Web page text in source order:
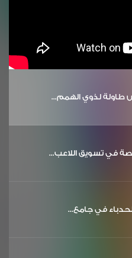
طاولة لذوي الهمم...
في تسويق اللاعب...
في جامع...